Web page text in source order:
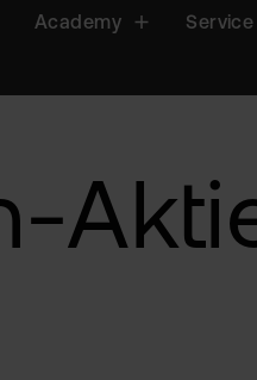
Academy Service